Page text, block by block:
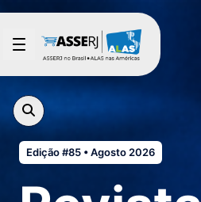
Saltar al contenido principal
Edição #85 • Agosto 2026